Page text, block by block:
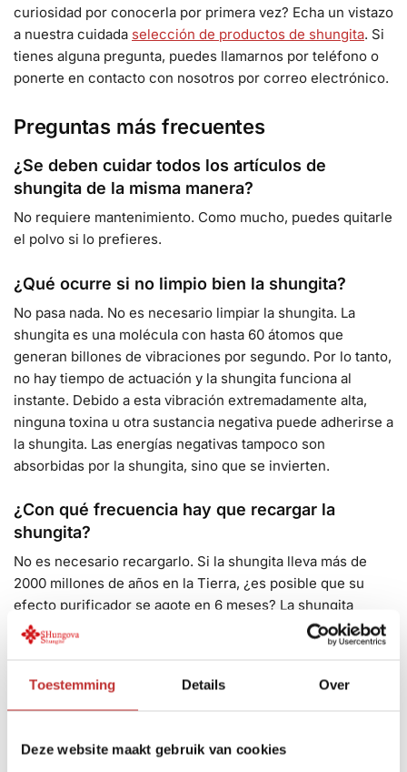
Toestemming Details Over
Deze website maakt gebruik van cookies
curiosidad por conocerla por primera vez? Echa un vistazo
a nuestra cuidada selección de productos de shungita. Si
tienes alguna pregunta, puedes llamarnos por teléfono o
ponerte en contacto con nosotros por correo electrónico.
Preguntas más frecuentes
¿Se deben cuidar todos los artículos de
shungita de la misma manera?
No requiere mantenimiento. Como mucho, puedes quitarle
el polvo si lo prefieres.
¿Qué ocurre si no limpio bien la shungita?
No pasa nada. No es necesario limpiar la shungita. La
shungita es una molécula con hasta 60 átomos que
generan billones de vibraciones por segundo. Por lo tanto,
no hay tiempo de actuación y la shungita funciona al
instante. Debido a esta vibración extremadamente alta,
ninguna toxina u otra sustancia negativa puede adherirse a
la shungita. Las energías negativas tampoco son
absorbidas por la shungita, sino que se invierten.
¿Con qué frecuencia hay que recargar la
shungita?
No es necesario recargarlo. Si la shungita lleva más de
2000 millones de años en la Tierra, ¿es posible que su
efecto purificador se agote en 6 meses? La shungita
nunca se agota y sigue funcionando siempre.
nociva puede adherirse a la shungita. Las energías